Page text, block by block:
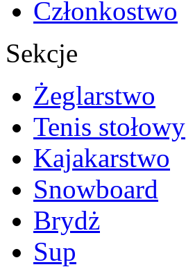
Członkostwo
Sekcje
Żeglarstwo
Tenis stołowy
Kajakarstwo
Snowboard
Brydż
Sup